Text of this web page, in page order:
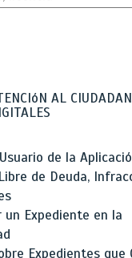
AL
de la
de Deuda,
un Expediente en la
Expedientes que